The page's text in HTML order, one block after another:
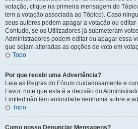
votação, clique na primeira mensagem do
tem a votação associada ao Tópico). Caso
seus autores podem apagar a votação ou
Contudo, se os Utilizadores já submeteram
Administradores podem editar ou apagar essa
que sejam alteradas as opções de voto em
Topo
Por que recebi uma Advertência?
Leia as Regras do Fórum cuidadosamente e
Favor, note que esta é a decisão do
Limited não tem autoridade nenhuma sobre a
Topo
Como posso Denunciar Mensagens?